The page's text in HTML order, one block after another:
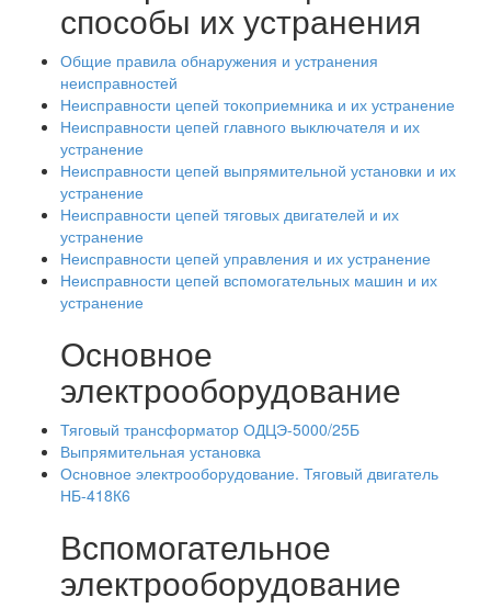
способы их устранения
Общие правила обнаружения и устранения
неисправностей
Неисправности цепей токоприемника и их устранение
Неисправности цепей главного выключателя и их
устранение
Неисправности цепей выпрямительной установки и их
устранение
Неисправности цепей тяговых двигателей и их
устранение
Неисправности цепей управления и их устранение
Неисправности цепей вспомогательных машин и их
устранение
Основное
электрооборудование
Тяговый трансформатор ОДЦЭ-5000/25Б
Выпрямительная установка
Основное электрооборудование. Тяговый двигатель
НБ-418К6
Вспомогательное
электрооборудование